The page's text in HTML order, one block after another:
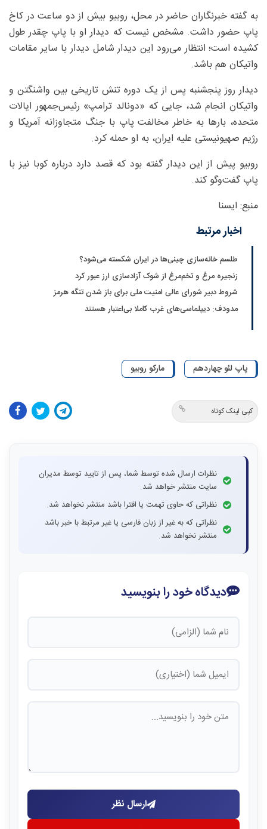
به گفته خبرنگاران حاضر در محل، روبیو بیش از دو ساعت در کاخ
پاپ حضور داشت. مشخص نیست که دیدار او با پاپ چقدر طول
کشیده است؛ انتظار می‌رود این دیدار شامل دیدار با سایر مقامات
واتیکان هم باشد.
دیدار روز پنجشنبه پس از یک دوره تنش تاریخی بین واشنگتن و
واتیکان انجام شد، جایی که «دونالد ترامپ» رئیس‌جمهور ایالات
متحده، بارها به خاطر مخالفت پاپ با جنگ متجاوزانه آمریکا و
رژیم صهیونیستی علیه ایران، به او حمله کرد.
روبیو پیش از این دیدار گفته بود که قصد دارد درباره کوبا نیز با
پاپ گفت‌وگو کند.
منبع: ایسنا
اخبار مرتبط
طلسم خانه‌سازی چینی‌ها در ایران شکسته می‌شود؟
زنجیره مرغ و تخم‌مرغ از شوک آزادسازی ارز عبور کرد
شروط دبیر شورای عالی امنیت ملی برای باز شدن تنگه هرمز
مدودف: دیپلماسی‌های غرب کاملا بی‌اعتبار هستند
پاپ لئو چهاردهم مارکو روبیو
کپی لینک کوتاه
نظرات ارسال شده توسط شما، پس از تایید توسط مدیران
سایت منتشر خواهد شد.
نظراتی که حاوی تهمت یا افترا باشد منتشر نخواهد شد.
نظراتی که به غیر از زبان فارسی یا غیر مرتبط با خبر باشد
منتشر نخواهد شد.
دیدگاه خود را بنویسید
ارسال نظر